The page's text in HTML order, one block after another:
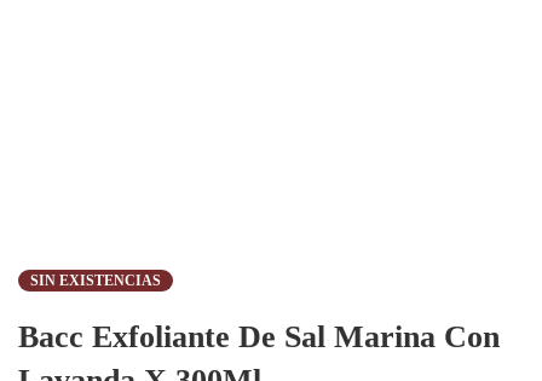
SIN EXISTENCIAS
Bacc Exfoliante De Sal Marina Con